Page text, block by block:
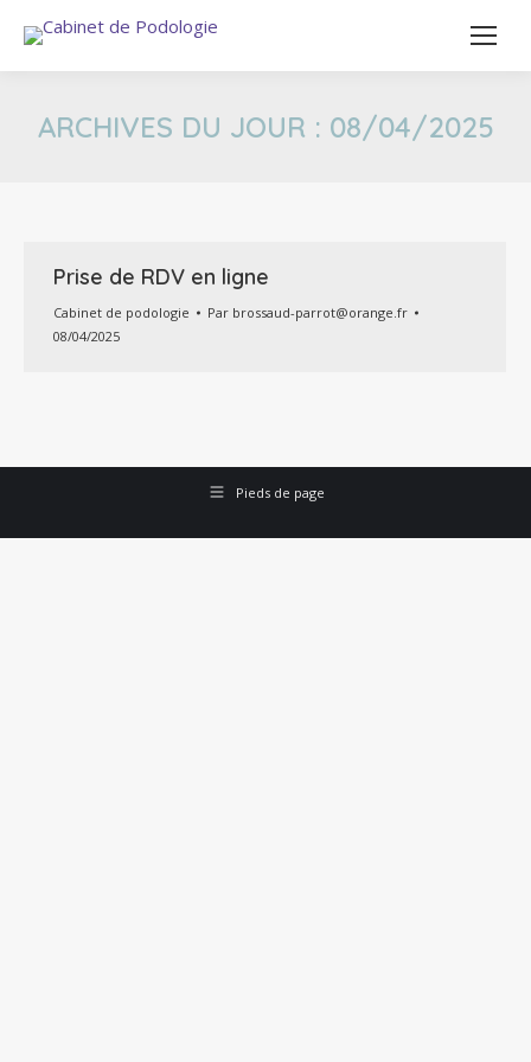
ARCHIVES DU JOUR : 08/04/2025
Prise de RDV en ligne
Cabinet de podologie Par brossaud-parrot@orange.fr
08/04/2025
Pieds de page